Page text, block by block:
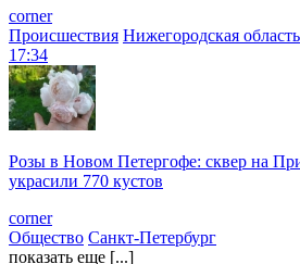
corner
Происшествия Нижегородская область
17:34
Розы в Новом Петергофе: сквер на
украсили 770 кустов
corner
Общество Санкт-Петербург
показать еще [...]